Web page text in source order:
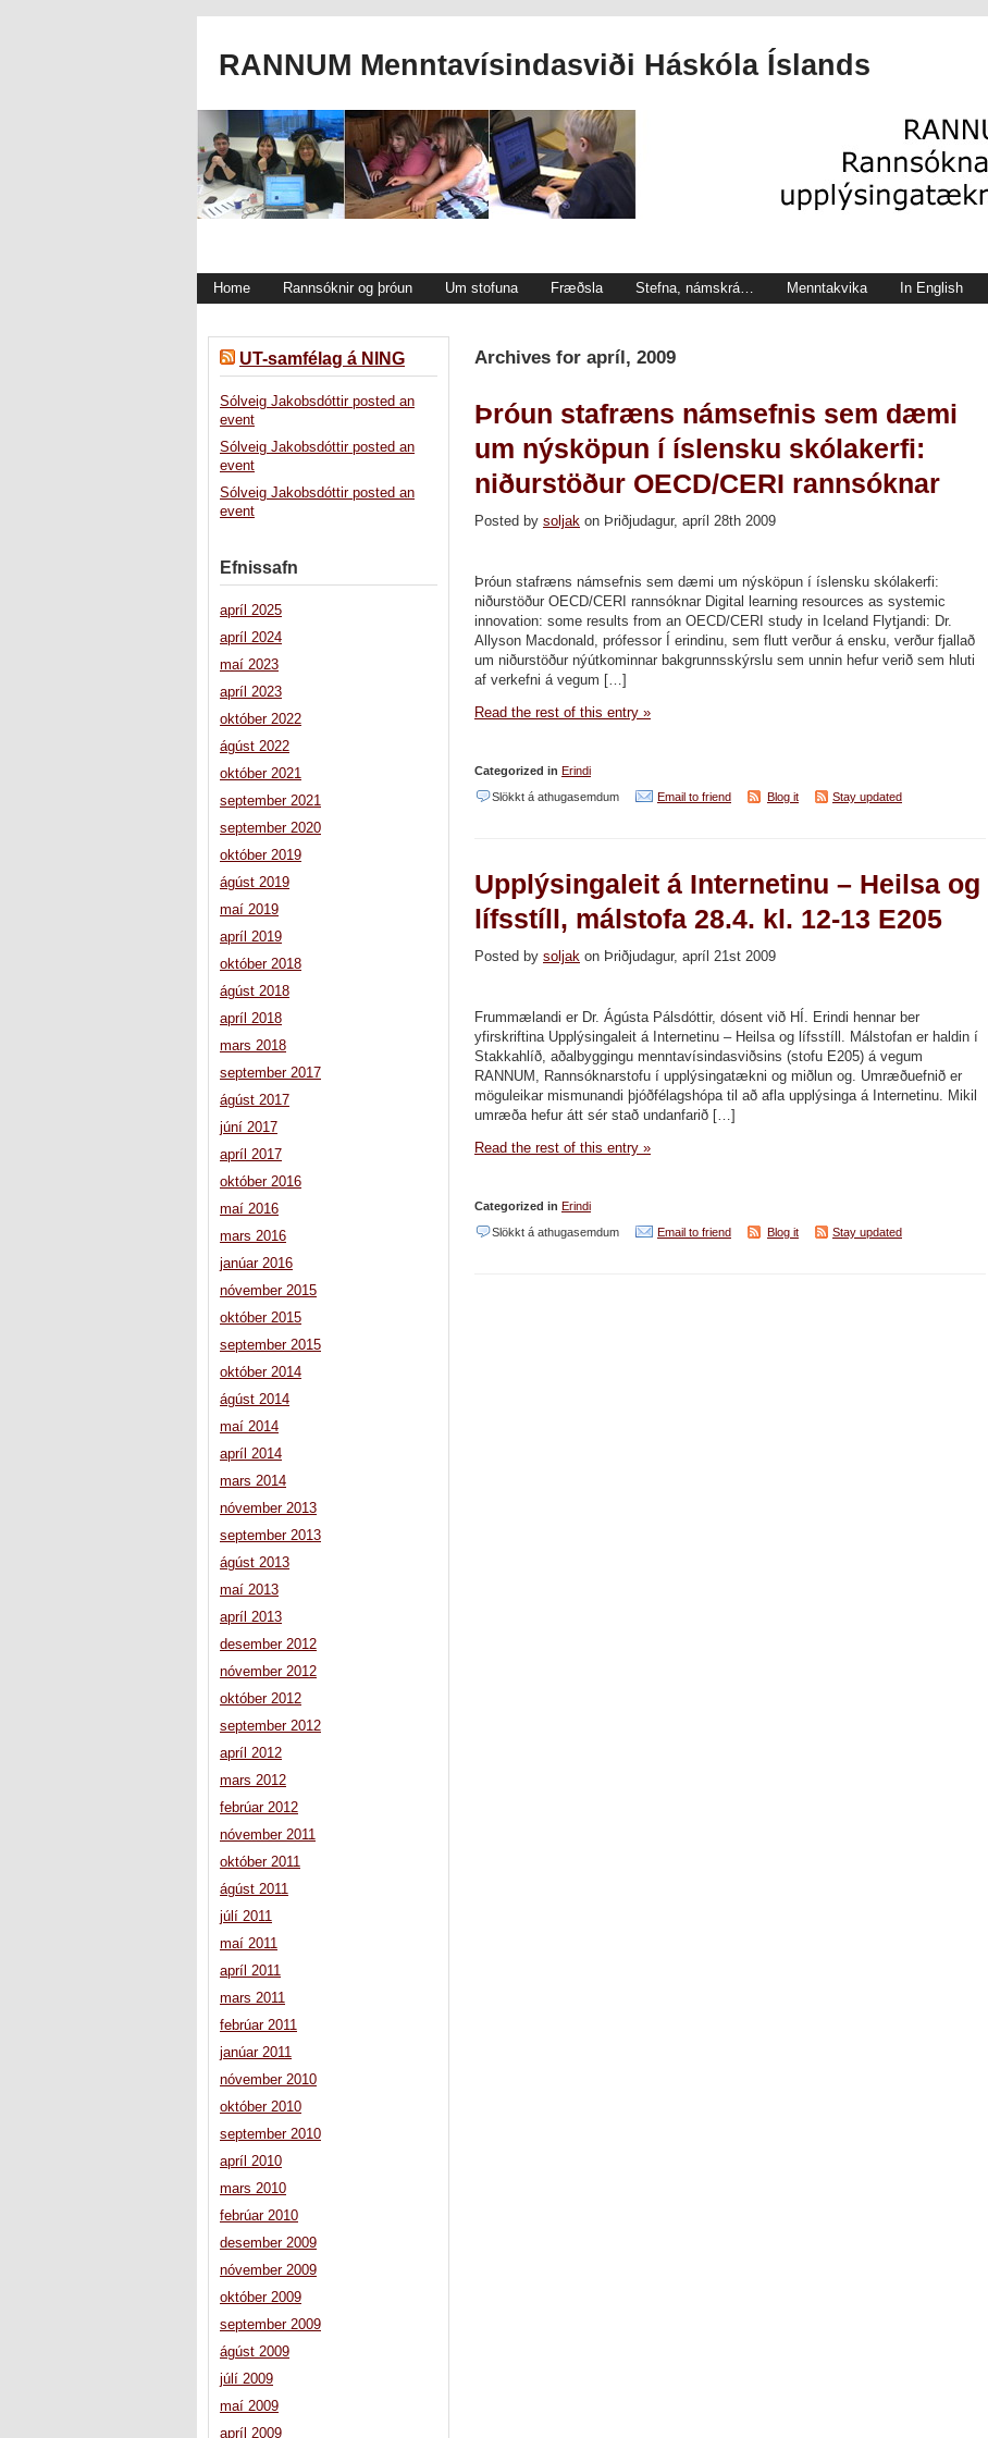
RANNUM Menntavísindasviði Háskóla Íslands
Home Rannsóknir og þróun Um stofuna Fræðsla Stefna, námskrá… Menntakvika In English
Archives for apríl, 2009
Þróun stafræns námsefnis sem dæmi
um nýsköpun í íslensku skólakerfi:
niðurstöður OECD/CERI rannsóknar
Posted by soljak on Þriðjudagur, apríl 28th 2009
Þróun stafræns námsefnis sem dæmi um nýsköpun í íslensku skólakerfi:
niðurstöður OECD/CERI rannsóknar Digital learning resources as systemic
innovation: some results from an OECD/CERI study in Iceland Flytjandi: Dr.
Allyson Macdonald, prófessor Í erindinu, sem flutt verður á ensku, verður fjallað
um niðurstöður nýútkominnar bakgrunnsskýrslu sem unnin hefur verið sem hluti
af verkefni á vegum […]
Read the rest of this entry »
Categorized in Erindi
Slökkt á athugasemdumvið
námsefnis
sem
um
í
skólakerfi:
niðurstöður
Email to friend Blog it Stay updated
Upplýsingaleit á Internetinu – Heilsa og
lífsstíll, málstofa 28.4. kl. 12-13 E205
Posted by soljak on Þriðjudagur, apríl 21st 2009
Frummælandi er Dr. Ágústa Pálsdóttir, dósent við HÍ. Erindi hennar ber
yfirskriftina Upplýsingaleit á Internetinu – Heilsa og lífsstíll. Málstofan er haldin í
Stakkahlíð, aðalbyggingu menntavísindasviðsins (stofu E205) á vegum
RANNUM, Rannsóknarstofu í upplýsingatækni og miðlun og. Umræðuefnið er
möguleikar mismunandi þjóðfélagshópa til að afla upplýsinga á Internetinu. Mikil
umræða hefur átt sér stað undanfarið […]
Read the rest of this entry »
Categorized in Erindi
Slökkt á athugasemdumvið Email to friend Blog it Stay updated
UT-samfélag á NING
Sólveig Jakobsdóttir posted an
event
Sólveig Jakobsdóttir posted an
event
Sólveig Jakobsdóttir posted an
event
Efnissafn
apríl 2025
apríl 2024
maí 2023
apríl 2023
október 2022
ágúst 2022
október 2021
september 2021
september 2020
október 2019
ágúst 2019
maí 2019
apríl 2019
október 2018
ágúst 2018
apríl 2018
mars 2018
september 2017
ágúst 2017
júní 2017
apríl 2017
október 2016
maí 2016
mars 2016
janúar 2016
nóvember 2015
október 2015
september 2015
október 2014
ágúst 2014
maí 2014
apríl 2014
mars 2014
nóvember 2013
september 2013
ágúst 2013
maí 2013
apríl 2013
desember 2012
nóvember 2012
október 2012
september 2012
apríl 2012
mars 2012
febrúar 2012
nóvember 2011
október 2011
ágúst 2011
júlí 2011
maí 2011
apríl 2011
mars 2011
febrúar 2011
janúar 2011
nóvember 2010
október 2010
september 2010
apríl 2010
mars 2010
febrúar 2010
desember 2009
nóvember 2009
október 2009
september 2009
ágúst 2009
júlí 2009
maí 2009
apríl 2009